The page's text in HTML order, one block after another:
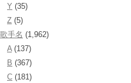
Y (35)
Z (5)
歌手名 (1,962)
A(137)
B (367)
C (181)